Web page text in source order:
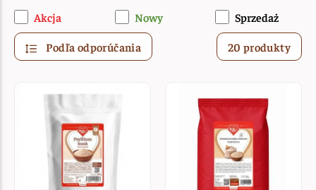
Akcja Nowy Sprzedaż
Podľa odporúčania 20 produkty